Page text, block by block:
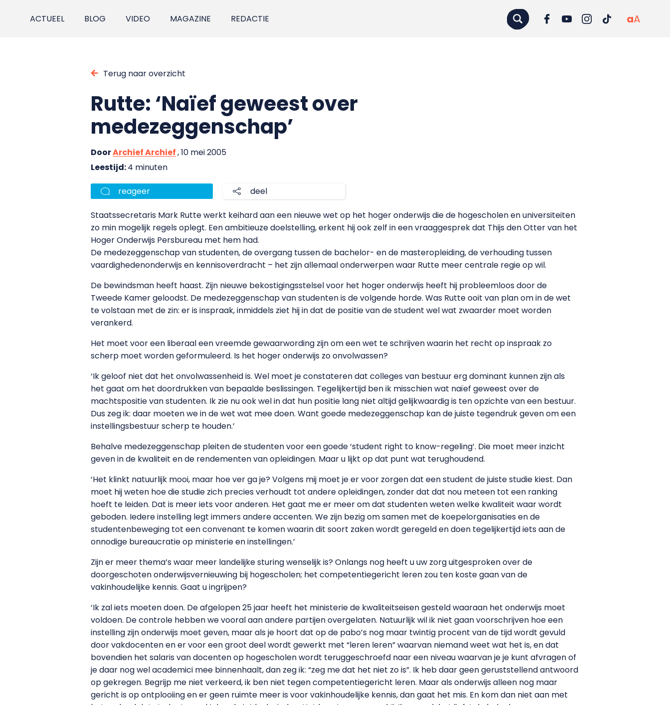
ACTUEEL BLOG VIDEO MAGAZINE REDACTIE aA
Terug naar overzicht
Rutte: ‘Naïef geweest over
medezeggenschap’
DoorArchief Archief, 10 mei 2005
Leestijd:4 minuten
reageer deel
Staatssecretaris Mark Rutte werkt keihard aan een nieuwe wet op het hoger onderwijs die de hogescholen en universiteiten
zo min mogelijk regels oplegt. Een ambitieuze doelstelling, erkent hij ook zelf in een vraaggesprek dat Thijs den Otter van het
Hoger Onderwijs Persbureau met hem had.
De medezeggenschap van studenten, de overgang tussen de bachelor- en de masteropleiding, de verhouding tussen
vaardighedenonderwijs en kennisoverdracht – het zijn allemaal onderwerpen waar Rutte meer centrale regie op wil.
De bewindsman heeft haast. Zijn nieuwe bekostigingsstelsel voor het hoger onderwijs heeft hij probleemloos door de
Tweede Kamer geloodst. De medezeggenschap van studenten is de volgende horde. Was Rutte ooit van plan om in de wet
te volstaan met de zin: er is inspraak, inmiddels ziet hij in dat de positie van de student wel wat zwaarder moet worden
verankerd.
Het moet voor een liberaal een vreemde gewaarwording zijn om een wet te schrijven waarin het recht op inspraak zo
scherp moet worden geformuleerd. Is het hoger onderwijs zo onvolwassen?
‘Ik geloof niet dat het onvolwassenheid is. Wel moet je constateren dat colleges van bestuur erg dominant kunnen zijn als
het gaat om het doordrukken van bepaalde beslissingen. Tegelijkertijd ben ik misschien wat naïef geweest over de
machtspositie van studenten. Ik zie nu ook wel in dat hun positie lang niet altijd gelijkwaardig is ten opzichte van een bestuur.
Dus zeg ik: daar moeten we in de wet wat mee doen. Want goede medezeggenschap kan de juiste tegendruk geven om een
instellingsbestuur scherp te houden.’
Behalve medezeggenschap pleiten de studenten voor een goede ‘student right to know-regeling’. Die moet meer inzicht
geven in de kwaliteit en de rendementen van opleidingen. Maar u lijkt op dat punt wat terughoudend.
‘Het klinkt natuurlijk mooi, maar hoe ver ga je? Volgens mij moet je er voor zorgen dat een student de juiste studie kiest. Dan
moet hij weten hoe die studie zich precies verhoudt tot andere opleidingen, zonder dat dat nou meteen tot een ranking
hoeft te leiden. Dat is meer iets voor anderen. Het gaat me er meer om dat studenten weten welke kwaliteit waar wordt
geboden. Iedere instelling legt immers andere accenten. We zijn bezig om samen met de koepelorganisaties en de
studentenbeweging tot een convenant te komen waarin dit soort zaken wordt geregeld en doen tegelijkertijd iets aan de
onnodige bureaucratie op ministerie en instellingen.’
Zijn er meer thema’s waar meer landelijke sturing wenselijk is? Onlangs nog heeft u uw zorg uitgesproken over de
doorgeschoten onderwijsvernieuwing bij hogescholen; het competentiegericht leren zou ten koste gaan van de
vakinhoudelijke kennis. Gaat u ingrijpen?
‘Ik zal iets moeten doen. De afgelopen 25 jaar heeft het ministerie de kwaliteitseisen gesteld waaraan het onderwijs moet
voldoen. De controle hebben we vooral aan andere partijen overgelaten. Natuurlijk wil ik niet gaan voorschrijven hoe een
instelling zijn onderwijs moet geven, maar als je hoort dat op de pabo’s nog maar twintig procent van de tijd wordt gevuld
door vakdocenten en er voor een groot deel wordt gewerkt met “leren leren” waarvan niemand weet wat het is, en dat
bovendien het salaris van docenten op hogescholen wordt teruggeschroefd naar een niveau waarvan je je kunt afvragen of
je daar nog wel academici mee binnenhaalt, dan zeg ik: “zeg me dat het niet zo is”. Ik heb daar geen geruststellend antwoord
op gekregen. Begrijp me niet verkeerd, ik ben niet tegen competentiegericht leren. Maar als onderwijs alleen nog maar
gericht is op ontplooiing en er geen ruimte meer is voor vakinhoudelijke kennis, dan gaat het mis. En kom dan niet aan met